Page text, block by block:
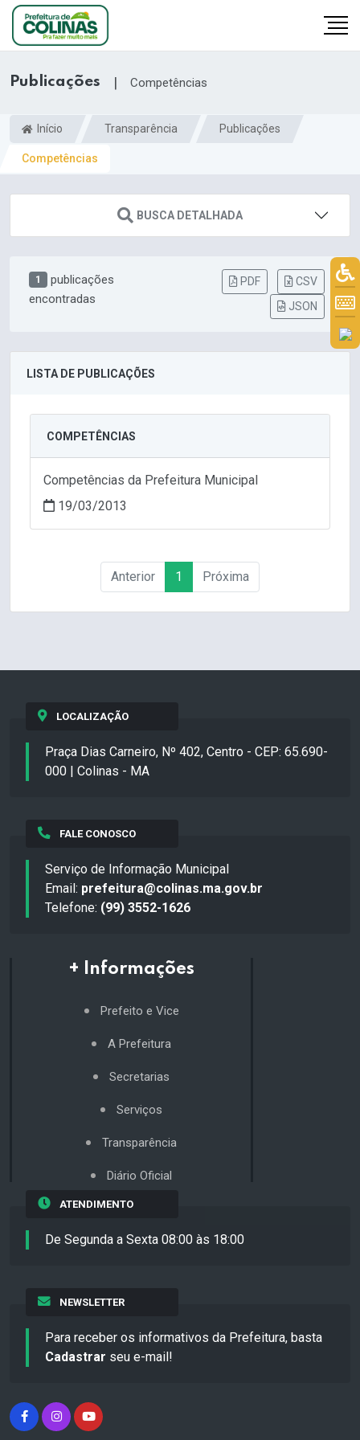
Publicações | Competências
Início Transparência Publicações
Competências
BUSCA DETALHADA
1
publicações
encontradas
PDF
CSV
JSON
LISTA DE PUBLICAÇÕES
COMPETÊNCIAS
Competências da Prefeitura Municipal
19/03/2013
Anterior 1 Próxima
LOCALIZAÇÃO
Praça Dias Carneiro, Nº 402, Centro - CEP: 65.690-
000 | Colinas - MA
FALE CONOSCO
Serviço de Informação Municipal
Email: prefeitura@colinas.ma.gov.br
Telefone: (99) 3552-1626
+ Informações
Prefeito e Vice
A Prefeitura
Secretarias
Serviços
Transparência
Diário Oficial
ATENDIMENTO
De Segunda a Sexta 08:00 às 18:00
NEWSLETTER
Para receber os informativos da Prefeitura, basta
Cadastrar seu e-mail!